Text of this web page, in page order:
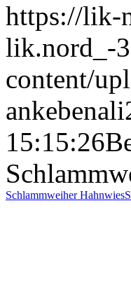
https://lik-
lik.nord_-
content/
ankebenali
15:15:26
Schlammweiher Hahnwies